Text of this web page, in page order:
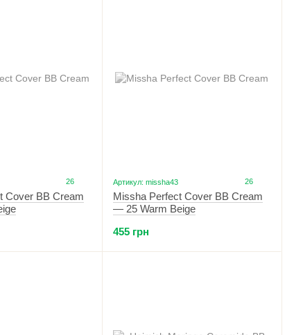
26
Cover BB Cream
Артикул: missha43 26
Missha Perfect Cover BB Cream
— 25 Warm Beige
455 грн